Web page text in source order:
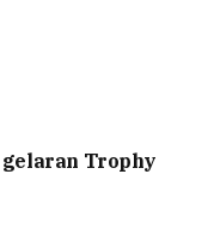
gelaran Trophy